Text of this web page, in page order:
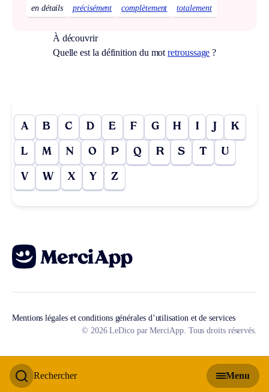
Rechercher Menu
en détails précisément complètement totalement
À découvrir
Quelle est la définition du motretroussage ?
A B C D E F G H I J K
L M N O P Q R S T U
V W X Y Z
Mentions légales et conditions générales d’utilisation et de services
© 2026 LeDico par MerciApp. Tous droits réservés.